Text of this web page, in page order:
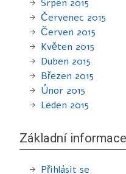
Srpen 2015
Červenec 2015
Červen 2015
Květen 2015
Duben 2015
Březen 2015
Únor 2015
Leden 2015
Základní informace
Přihlásit se